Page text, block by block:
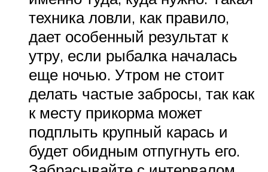
техника ловли, как правило,
дает особенный результат к
утру, если рыбалка началась
еще ночью. Утром не стоит
делать частые забросы, так как
к месту прикорма может
подплыть крупный карась и
будет обидным отпугнуть его.